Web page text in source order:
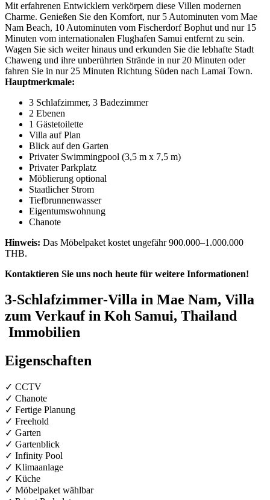
Mit erfahrenen Entwicklern verkörpern diese Villen modernen
Charme. Genießen Sie den Komfort, nur 5 Autominuten vom Mae
Nam Beach, 10 Autominuten vom Fischerdorf Bophut und nur 15
Minuten vom internationalen Flughafen Samui entfernt zu sein.
Wagen Sie sich weiter hinaus und erkunden Sie die lebhafte Stadt
Chaweng und ihre unberührten Strände in nur 20 Minuten oder
fahren Sie in nur 25 Minuten Richtung Süden nach Lamai Town.
Hauptmerkmale:
3 Schlafzimmer, 3 Badezimmer
2 Ebenen
1 Gästetoilette
Villa auf Plan
Blick auf den Garten
Privater Swimmingpool (3,5 m x 7,5 m)
Privater Parkplatz
Möblierung optional
Staatlicher Strom
Tiefbrunnenwasser
Eigentumswohnung
Chanote
Hinweis: Das Möbelpaket kostet ungefähr 900.000–1.000.000
THB.
Kontaktieren Sie uns noch heute für weitere Informationen!
3-Schlafzimmer-Villa in Mae Nam, Villa
zum Verkauf in Koh Samui, Thailand
Immobilien
Eigenschaften
✓ CCTV
✓ Chanote
✓ Fertige Planung
✓ Freehold
✓ Garten
✓ Gartenblick
✓ Infinity Pool
✓ Klimaanlage
✓ Küche
✓ Möbelpaket wählbar